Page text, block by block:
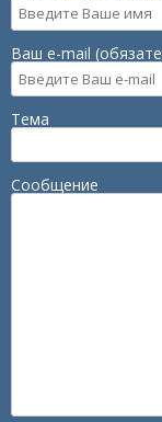
Ваш e-mail
Тема
Сообщение